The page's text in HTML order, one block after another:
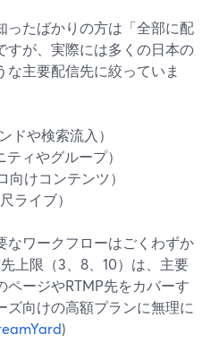
ったばかりの方は「全部に配
すが、実際には多くの日本の
な主要配信先に絞っていま
ドや検索流入）
ィやグループ）
向けコンテンツ）
ライブ）
なワークフローはごくわずか
上限（3、8、10）は、主要
ージやRTMP先をカバーす
ズ向けの高額プランに無理に
)